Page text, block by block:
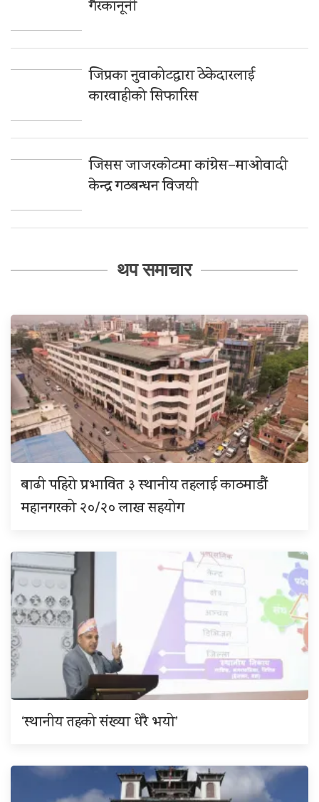
गैरकानूनी
जिप्रका नुवाकोटद्वारा ठेकेदारलाई
कारवाहीको सिफारिस
जिसस जाजरकाेटमा कांग्रेस–माओवादी
केन्द्र गठबन्धन विजयी
थप समाचार
बाढी पहिरो प्रभावित ३ स्थानीय तहलाई काठमाडौं
महानगरको २०/२० लाख सहयोग
‘स्थानीय तहको संख्या धेरै भयो’